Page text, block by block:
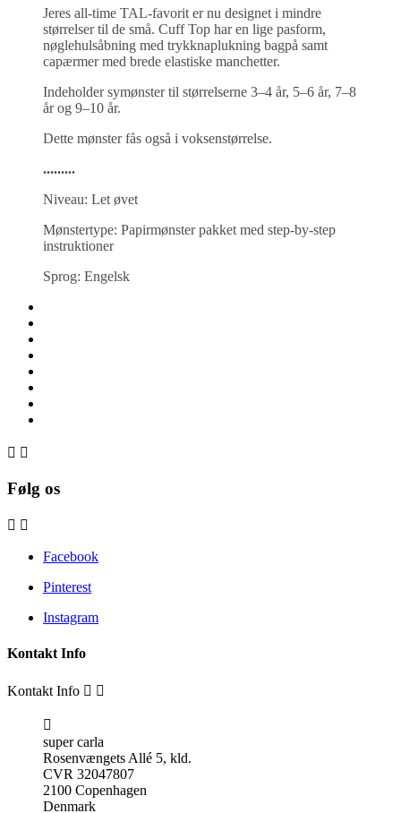
Jeres all-time TAL-favorit er nu designet i mindre
størrelser til de små. Cuff Top har en lige pasform,
nøglehulsåbning med trykknaplukning bagpå samt
capærmer med brede elastiske manchetter.
Indeholder symønster til størrelserne 3–4 år, 5–6 år, 7–8
år og 9–10 år.
Dette mønster fås også i voksenstørrelse.
.........
Niveau: Let øvet
Mønstertype: Papirmønster pakket med step-by-step
instruktioner
Sprog: Engelsk
 
Følg os
 
Facebook
Pinterest
Instagram
Kontakt Info
Kontakt Info  

super carla
Rosenvængets Allé 5, kld.
CVR 32047807
2100 Copenhagen
Denmark